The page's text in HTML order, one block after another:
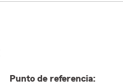
Punto de referencia: